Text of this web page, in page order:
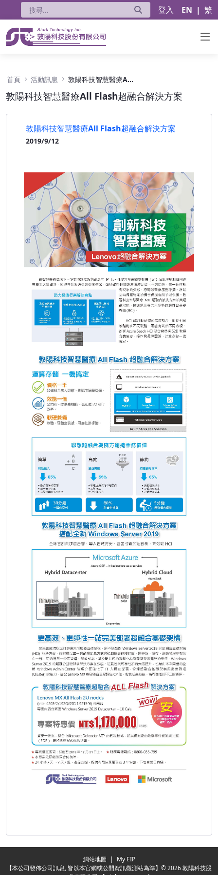
登入 EN | 繁
首頁 活動訊息 敦陽科技智慧醫療All Flash超融合解決方案
敦陽科技智慧醫療All Flash超融合解決方案
敦陽科技智慧醫療All Flash超融合解決方案
2019/9/12
網站地圖 |
My EIP
【本公司發佈公司訊息, 皆以本官網或公開資訊觀測站為準】© 2026 敦陽科技股